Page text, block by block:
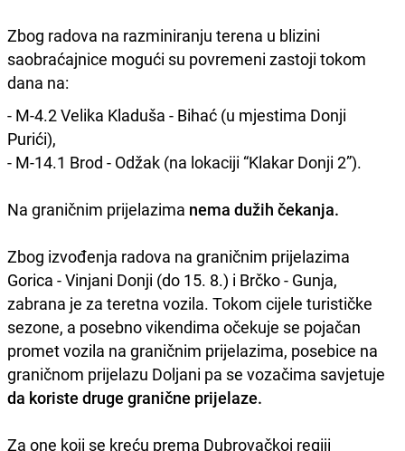
Zbog radova na razminiranju terena u blizini
saobraćajnice mogući su povremeni zastoji tokom
dana na:
- M-4.2 Velika Kladuša - Bihać (u mjestima Donji
Purići),
- M-14.1 Brod - Odžak (na lokaciji “Klakar Donji 2”).
Na graničnim prijelazima nema dužih čekanja.
Zbog izvođenja radova na graničnim prijelazima
Gorica - Vinjani Donji (do 15. 8.) i Brčko - Gunja,
zabrana je za teretna vozila. Tokom cijele turističke
sezone, a posebno vikendima očekuje se pojačan
promet vozila na graničnim prijelazima, posebice na
graničnom prijelazu Doljani pa se vozačima savjetuje
da koriste druge granične prijelaze.
Za one koji se kreću prema Dubrovačkoj regiji